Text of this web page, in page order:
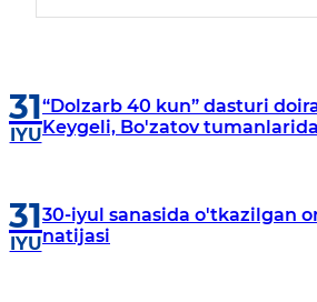
31
IYU
“Dolzarb 40 kun” dasturi
Keygeli, Bo'zatov
31
IYU
30-iyul sanasida o'tkazilgan
natijasi